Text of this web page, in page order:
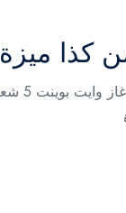
كذا ميزة